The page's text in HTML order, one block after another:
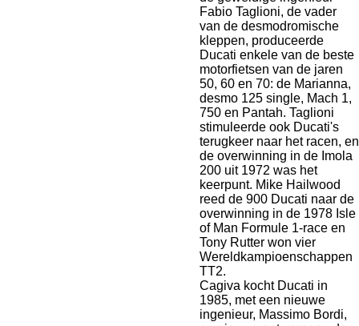
Fabio Taglioni, de vader
van de desmodromische
kleppen, produceerde
Ducati enkele van de beste
motorfietsen van de jaren
50, 60 en 70: de Marianna,
desmo 125 single, Mach 1,
750 en Pantah. Taglioni
stimuleerde ook Ducati's
terugkeer naar het racen, en
de overwinning in de Imola
200 uit 1972 was het
keerpunt. Mike Hailwood
reed de 900 Ducati naar de
overwinning in de 1978 Isle
of Man Formule 1-race en
Tony Rutter won vier
Wereldkampioenschappen
TT2.
Cagiva kocht Ducati in
1985, met een nieuwe
ingenieur, Massimo Bordi,